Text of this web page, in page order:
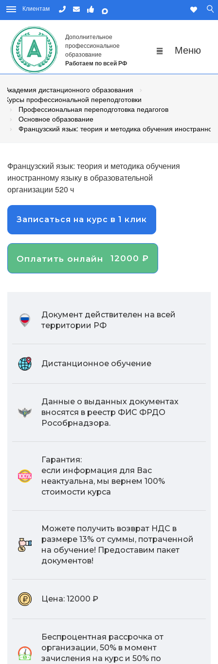
Клиентам
Дополнительное
профессиональное
образование
Работаем по всей РФ
Академия дистанционного образования
Курсы профессиональной переподготовки
Профессиональная переподготовка педагогов
Основное образование
Французский язык: теория и методика обучения
Французский язык: теория и методика обучения
иностранному языку в образовательной
организации 520 ч
Записаться на курс в 1 клик
Оплатить онлайн 12000 ₽
Документ действителен на всей
территории РФ
Дистанционное обучение
Данные о выданных документах
вносятся в реестр ФИС ФРДО
Рособрнадзора.
Гарантия:
если информация для Вас
неактуальна, мы вернем 100%
стоимости курса
Можете получить возврат НДС в
размере 13% от суммы, потраченной
на обучение! Предоставим пакет
документов!
Цена: 12000 ₽
Беспроцентная рассрочка от
организации, 50% в момент
зачисления на курс и 50% по